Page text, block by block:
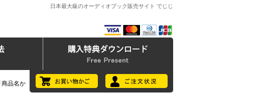
日本最大級のオーディオブック販売サイト でじじ
商品名か